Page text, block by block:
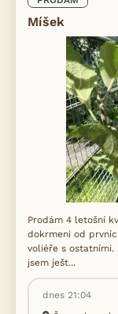
Míšek
Prodám 4 letošní
dokrmeni od
voliéře s ostatními.
jsem ješt...
dnes 21:04